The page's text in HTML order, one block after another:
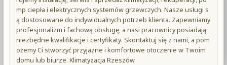
mp ciepła i elektrycznych systemów grzewczych. Nasze usługi s
ą dostosowane do indywidualnych potrzeb klienta. Zapewniamy
profesjonalizm i fachową obsługę, a nasi pracownicy posiadają
niezbędne kwalifikacje i certyfikaty. Skontaktuj się z nami, a pom
ożemy Ci stworzyć przyjazne i komfortowe otoczenie w Twoim
domu lub biurze. Klimatyzacja Rzeszów